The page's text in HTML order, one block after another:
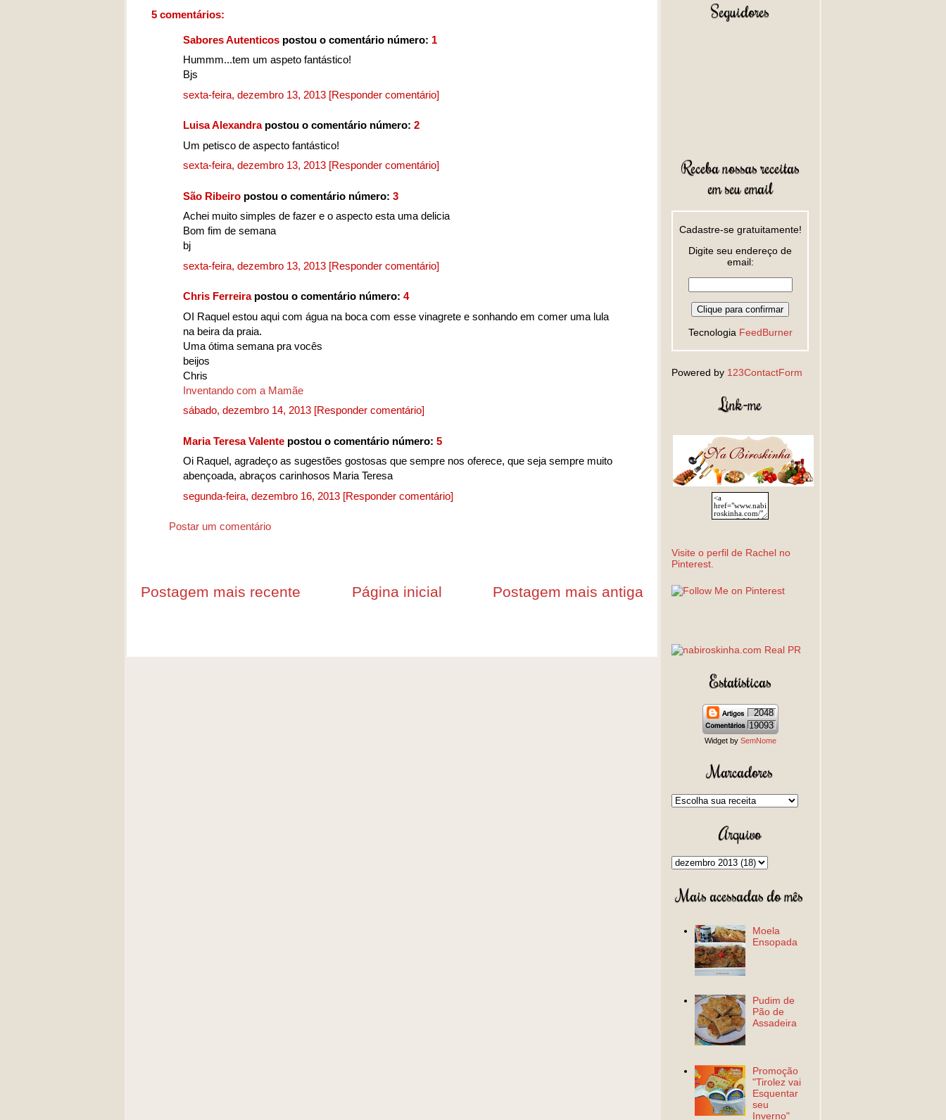
5 comentários:
Sabores Autenticos postou o comentário número: 1
Hummm...tem um aspeto fantástico!
Bjs
sexta-feira, dezembro 13, 2013 [Responder comentário]
Luisa Alexandrapostou o comentário número: 2
Um petisco de aspecto fantástico!
sexta-feira, dezembro 13, 2013 [Responder comentário]
São Ribeiro postou o comentário número: 3
Achei muito simples de fazer e o aspecto esta uma delicia
Bom fim de semana
bj
sexta-feira, dezembro 13, 2013 [Responder comentário]
Chris Ferreirapostou o comentário número: 4
OI Raquel estou aqui com água na boca com esse vinagrete e sonhando em comer uma lula
na beira da praia.
Uma ótima semana pra vocês
beijos
Chris
Inventando com a Mamãe
sábado, dezembro 14, 2013 [Responder comentário]
Maria Teresa Valente postou o comentário número: 5
Oi Raquel, agradeço as sugestões gostosas que sempre nos oferece, que seja sempre muito
abençoada, abraços carinhosos Maria Teresa
segunda-feira, dezembro 16, 2013 [Responder comentário]
Postar um comentário
Postagem mais recente Postagem mais antiga
Página inicial
Seguidores
Receba nossas receitas
em seu email
Cadastre-se gratuitamente!
Digite seu endereço de
email:
Tecnologia FeedBurner
Powered by 123ContactForm
Link-me
Visite o perfil de Rachel no
Pinterest.
Estatísticas
2048
19093
Widget by SemNome
Marcadores
Arquivo
Mais acessadas do mês
Moela
Ensopada
Pudim de
Pão de
Assadeira
Promoção
"Tirolez vai
Esquentar
seu
Inverno"